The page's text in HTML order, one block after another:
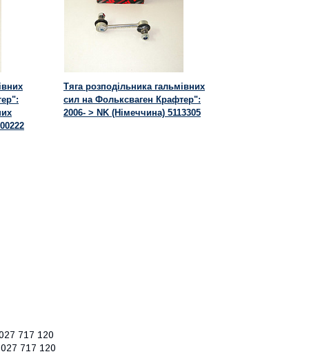
Тяга розподільника гальмівних
сил на Фольксваген Крафтер":
2006- > NK (Німеччина) 5113305
717 120
717 120